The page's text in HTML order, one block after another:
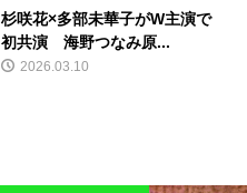
杉咲花×多部未華子がW主演で
初共演 海野つなみ原...
2026.03.10